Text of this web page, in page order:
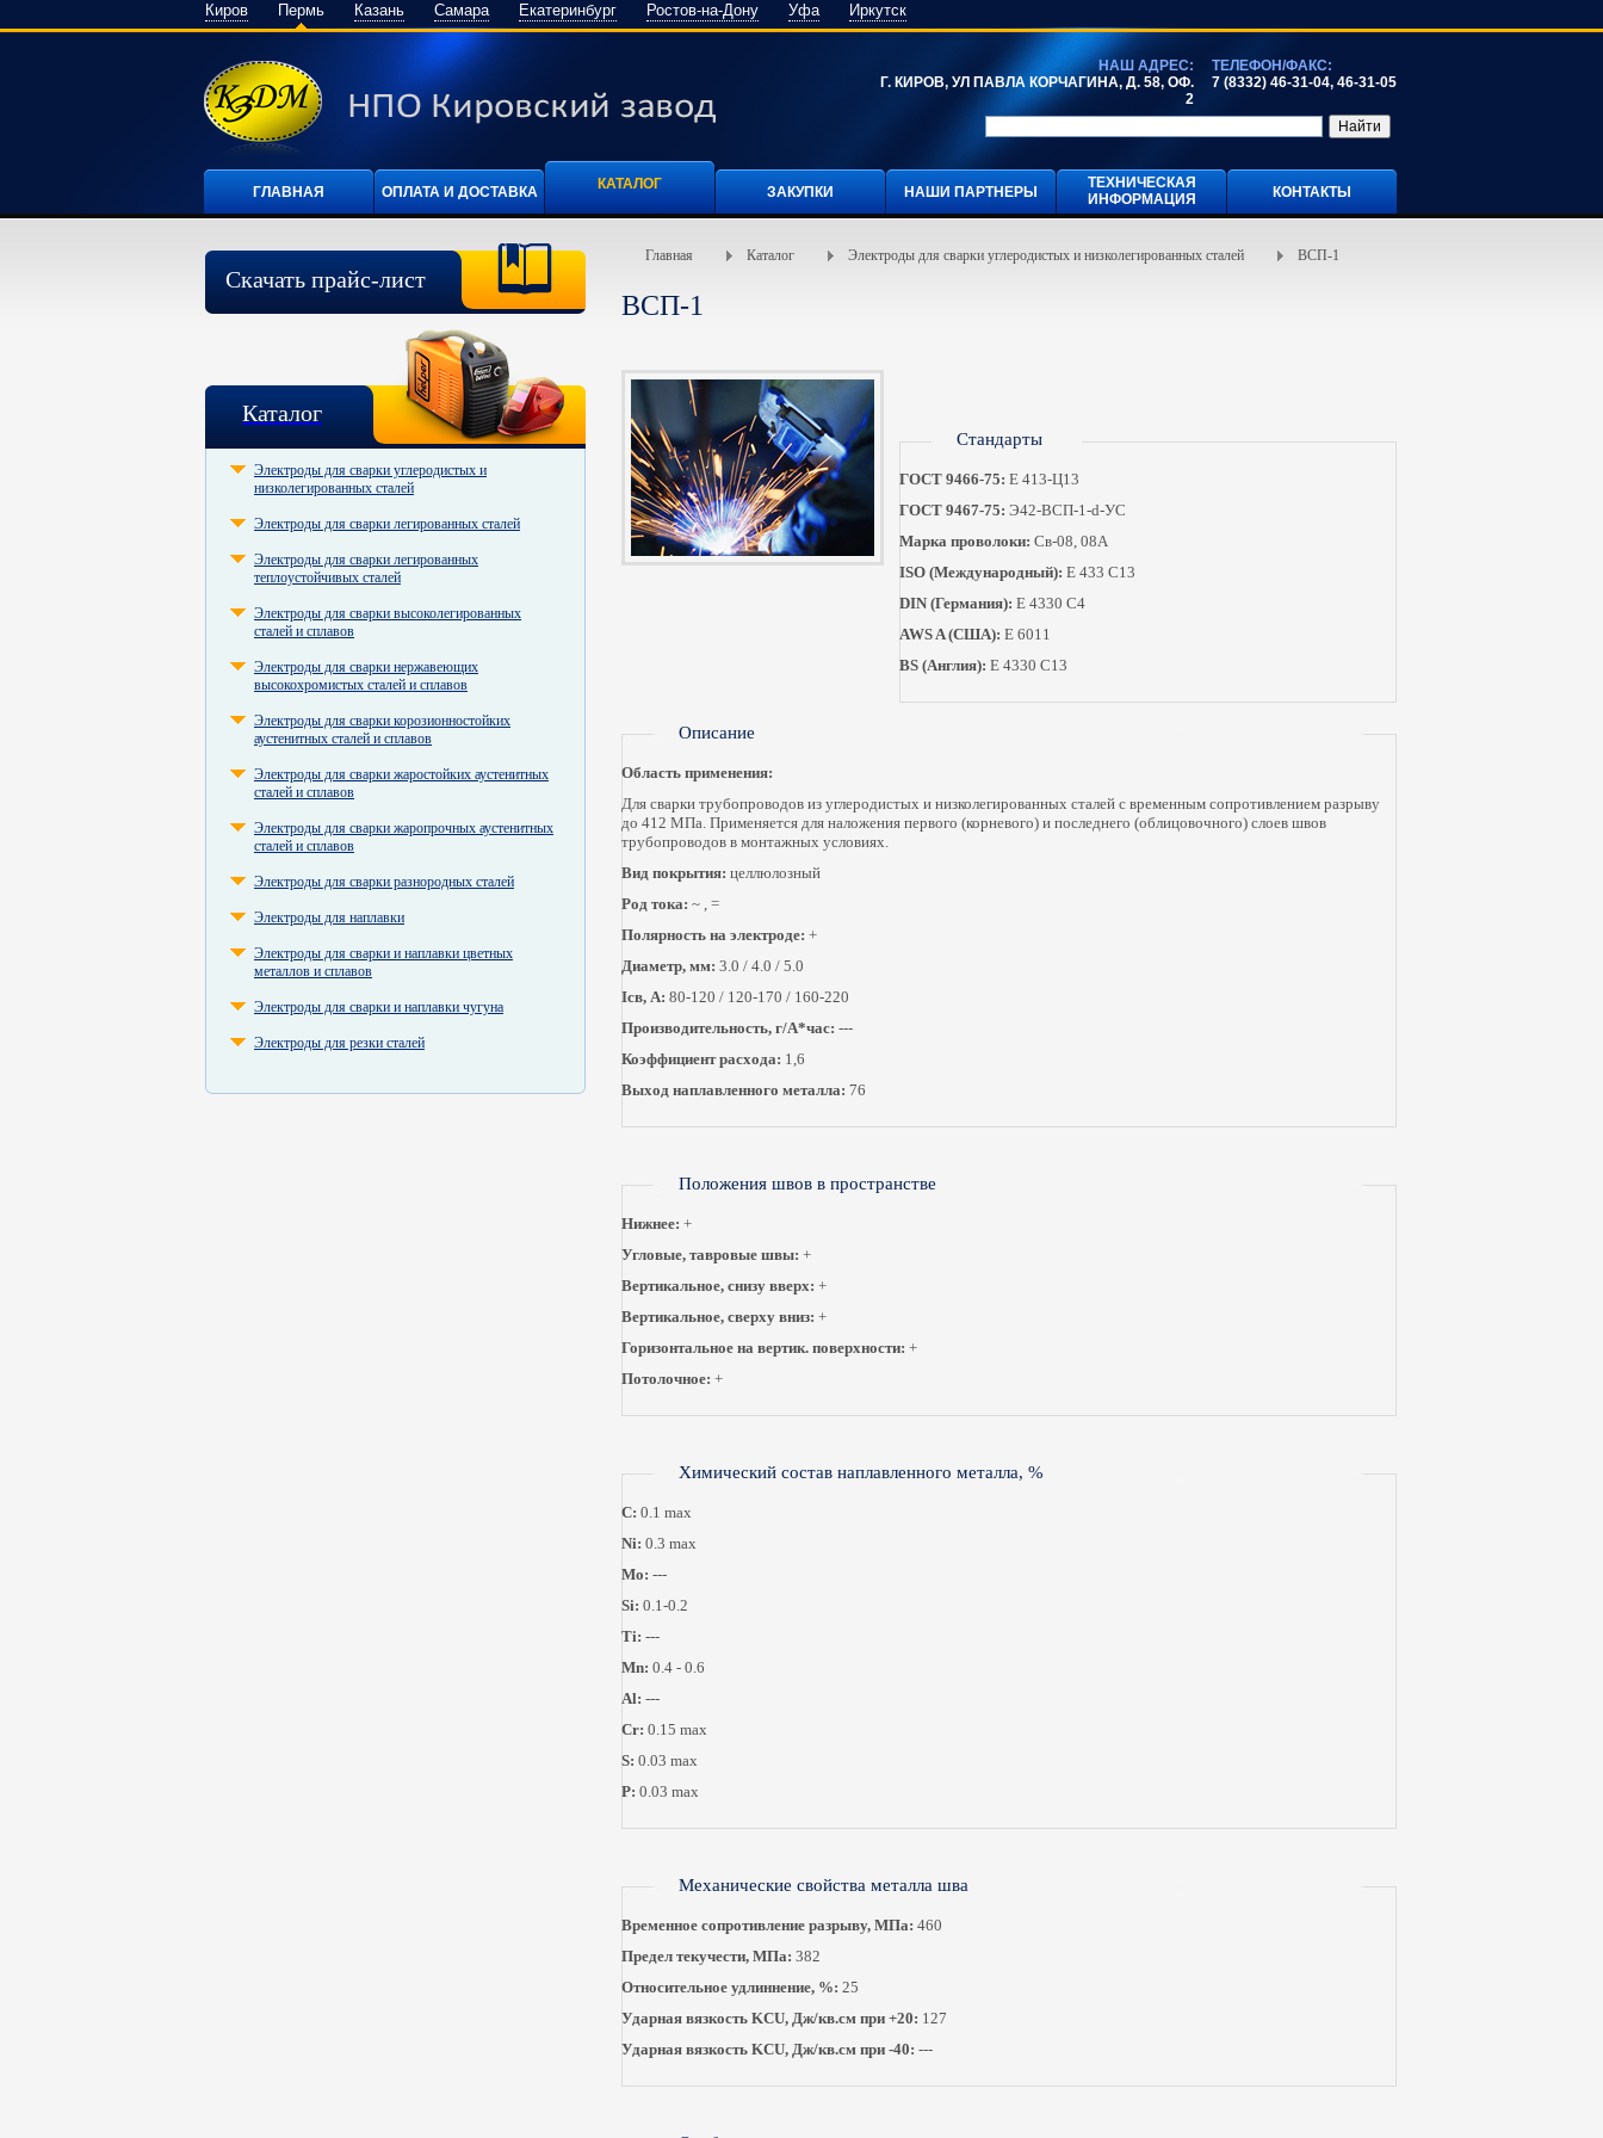
Киров Пермь Казань Самара Екатеринбург Ростов-на-Дону Уфа Иркутск
НАШ АДРЕС:
Г. КИРОВ, УЛ ПАВЛА КОРЧАГИНА, Д. 58, ОФ.
2
ТЕЛЕФОН/ФАКС:
7 (8332) 46-31-04, 46-31-05
ГЛАВНАЯ ОПЛАТА И ДОСТАВКА КАТАЛОГ ЗАКУПКИ НАШИ ПАРТНЕРЫ
ТЕХНИЧЕСКАЯ
ИНФОРМАЦИЯ
КОНТАКТЫ
Скачать прайс-лист
Каталог
Электроды для сварки углеродистых и
низколегированных сталей
Электроды для сварки легированных сталей
Электроды для сварки легированных
теплоустойчивых сталей
Электроды для сварки высоколегированных
сталей и сплавов
Электроды для сварки нержавеющих
высокохромистых сталей и сплавов
Электроды для сварки корозионностойких
аустенитных сталей и сплавов
Электроды для сварки жаростойких аустенитных
сталей и сплавов
Электроды для сварки жаропрочных аустенитных
сталей и сплавов
Электроды для сварки разнородных сталей
Электроды для наплавки
Электроды для сварки и наплавки цветных
металлов и сплавов
Электроды для сварки и наплавки чугуна
Электроды для резки сталей
Главная Каталог Электроды для сварки углеродистых и низколегированных сталей ВСП-1
ВСП-1
Стандарты
ГОСТ 9466-75: Е 413-Ц13
ГОСТ 9467-75: Э42-ВСП-1-d-УС
Марка проволоки: Св-08, 08А
ISO (Международный): E 433 С13
DIN (Германия): E 4330 С4
AWS A (США): E 6011
BS (Англия): E 4330 С13
Описание
Область применения:
Для сварки трубопроводов из углеродистых и низколегированных сталей с временным сопротивлением разрыву
до 412 МПа. Применяется для наложения первого (корневого) и последнего (облицовочного) слоев швов
трубопроводов в монтажных условиях.
Вид покрытия: целлюлозный
Род тока: ~ , =
Полярность на электроде: +
Диаметр, мм: 3.0 / 4.0 / 5.0
Ісв, А: 80-120 / 120-170 / 160-220
Производительность, г/А*час: ---
Коэффициент расхода: 1,6
Выход наплавленного металла: 76
Положения швов в пространстве
Нижнее: +
Угловые, тавровые швы: +
Вертикальное, снизу вверх: +
Вертикальное, сверху вниз: +
Горизонтальное на вертик. поверхности: +
Потолочное: +
Химический состав наплавленного металла, %
C: 0.1 max
Ni: 0.3 max
Мo: ---
Si: 0.1-0.2
Ti: ---
Mn: 0.4 - 0.6
Al: ---
Cr: 0.15 max
S: 0.03 max
P: 0.03 max
Механические свойства металла шва
Временное сопротивление разрыву, МПа: 460
Предел текучести, МПа: 382
Относительное удлиннение, %: 25
Ударная вязкость KCU, Дж/кв.см при +20: 127
Ударная вязкость KCU, Дж/кв.см при -40: ---